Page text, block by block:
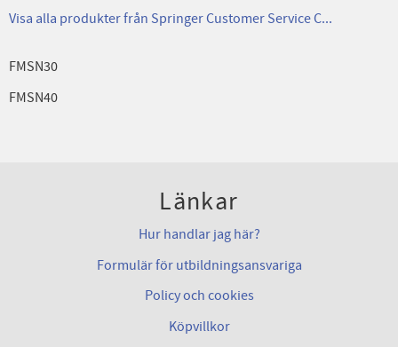
Visa alla produkter från Springer Customer Service C...
FMSN30
FMSN40
Länkar
Hur handlar jag här?
Formulär för utbildningsansvariga
Policy och cookies
Köpvillkor